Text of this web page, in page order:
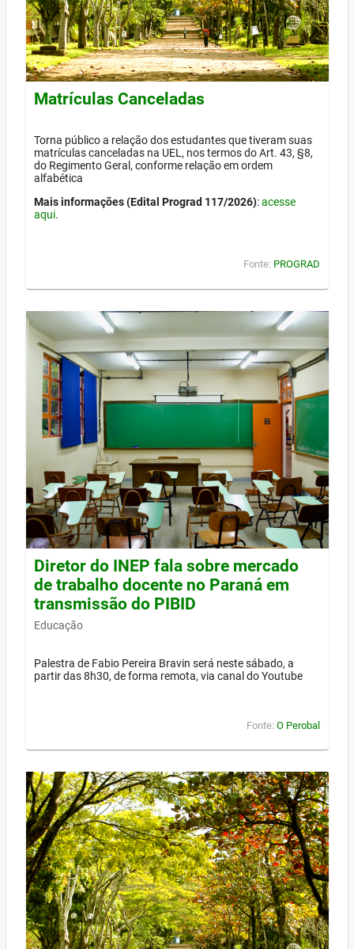
Matrículas Canceladas
Torna público a relação dos estudantes que tiveram suas
matrículas canceladas na UEL, nos termos do Art. 43, §8,
do Regimento Geral, conforme relação em ordem
alfabética
Mais informações (Edital Prograd 117/2026):acesse
aqui.
Fonte: PROGRAD
Diretor do INEP fala sobre mercado
de trabalho docente no Paraná em
transmissão do PIBID
Educação
Palestra de Fabio Pereira Bravin será neste sábado, a
partir das 8h30, de forma remota, via canal do Youtube
Fonte: O Perobal